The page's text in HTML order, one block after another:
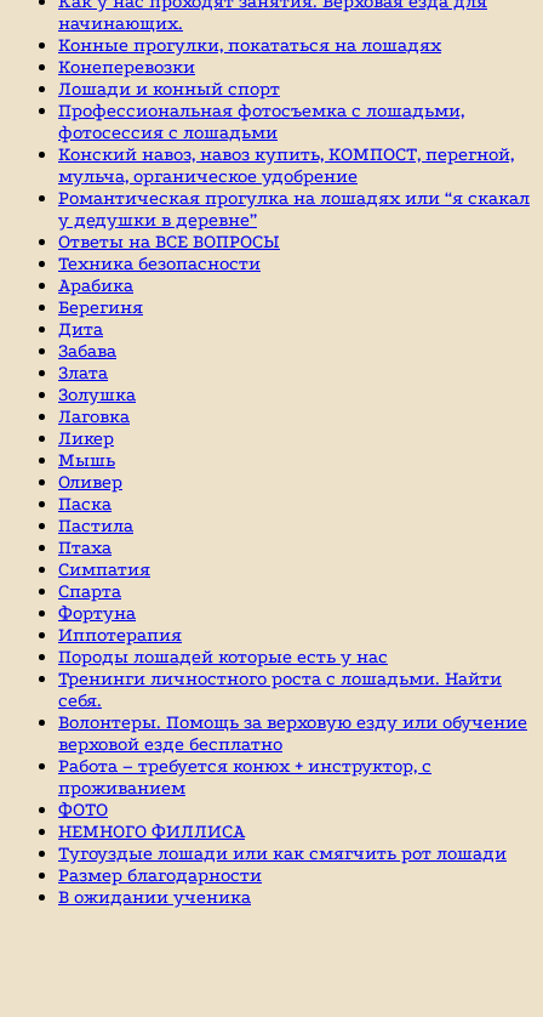
начинающих.
Конные прогулки, покататься на лошадях
Конеперевозки
Лошади и конный спорт
Профессиональная фотосъемка с лошадьми,
фотосессия с лошадьми
Конский навоз, навоз купить, КОМПОСТ, перегной,
мульча, органическое удобрение
Романтическая прогулка на лошадях или “я скакал
у дедушки в деревне”
Ответы на ВСЕ ВОПРОСЫ
Техника безопасности
Арабика
Берегиня
Дита
Забава
Злата
Золушка
Лаговка
Ликер
Мышь
Оливер
Паска
Пастила
Птаха
Симпатия
Спарта
Фортуна
Иппотерапия
Породы лошадей которые есть у нас
Тренинги личностного роста с лошадьми. Найти
себя.
Волонтеры. Помощь за верховую езду или обучение
верховой езде бесплатно
Работа – требуется конюх + инструктор, с
проживанием
ФОТО
НЕМНОГО ФИЛЛИСА
Тугоуздые лошади или как смягчить рот лошади
Размер благодарности
В ожидании ученика